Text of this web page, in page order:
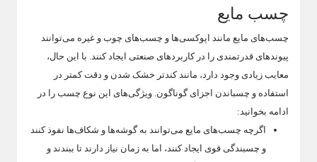
چسب مایع
چسب‌های مایع مانند اپوکسی‌ها و چسب‌های چوب و غیره می‌توانند
پیوندهای قدرتمندی را در کاربردهای صنعتی ایجاد کنند. با این حال،
معایب زیادی وجود دارد، مانند کندتر خشک شدن و دقت کمتر در
استفاده و چسباندن اجزای گوناگون. ویژگی‌های این نوع چسب را در
ادامه بخوانید:
اگرچه چسب‌های مایع می‌توانند به گوشه‌ها و شکاف‌ها نفوذ کنند
و چسبندگی قوی ایجاد کنند، اما به زمان نیاز دارند تا ببندند و